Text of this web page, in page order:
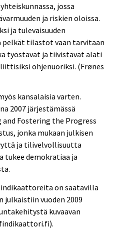
jossa
ja riskien oloissa.
ja tulevaisuuden
pelkät tilastot vaan tarvitaan
työstävät ja tiivistävät alati
ohjenuoriksi. (Frønes
kansalaisia varten.
2007 järjestämässä
and Fostering the Progress
jonka mukaan julkisen
ja tilivelvollisuutta
tukee demokratiaa ja
indikaattoreita on saatavilla
julkaistiin vuoden 2009
kuvaavan